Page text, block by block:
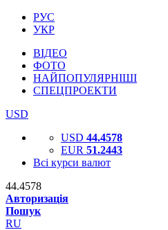
РУС
УКР
ВІДЕО
ФОТО
НАЙПОПУЛЯРНІШІ
СПЕЦПРОЕКТИ
USD
USD 44.4578
EUR 51.2443
Всі курси валют
44.4578
Авторизація
Пошук
RU